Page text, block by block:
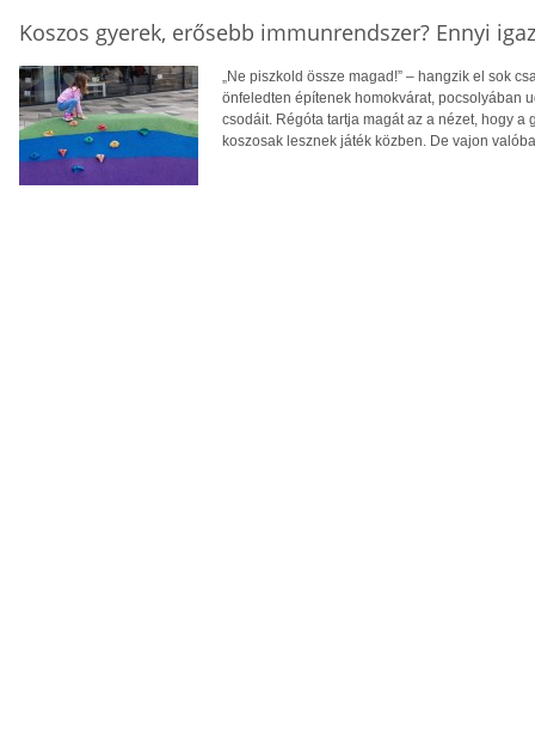
Koszos gyerek, erősebb immunrendszer? Ennyi
„Ne piszkold össze magad!” – hangzik el sok
önfeledten építenek homokvárat, pocsolyában
csodáit. Régóta tartja magát az a nézet, hogy
koszosak lesznek játék közben. De vajon